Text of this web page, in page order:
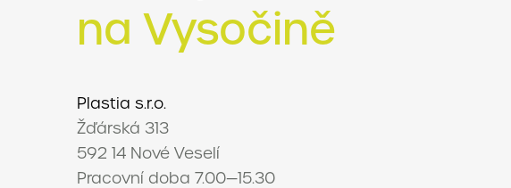
na Vysočině
Plastia s.r.o.
Žďárská 313
592 14 Nové Veselí
Pracovní doba 7.00—15.30